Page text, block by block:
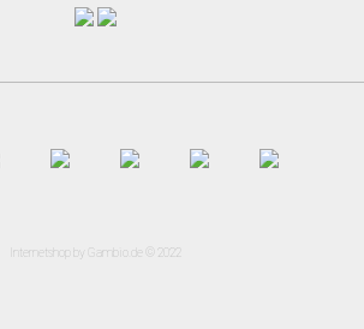
Internetshop by Gambio.de © 2022